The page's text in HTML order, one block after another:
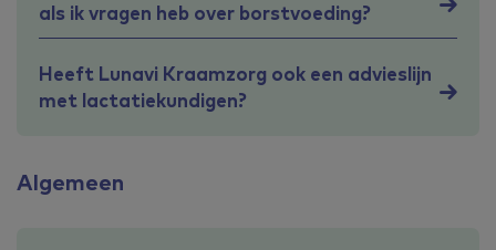
als ik vragen heb over borstvoeding?
Heeft Lunavi Kraamzorg ook een advieslijn
met lactatiekundigen?
Algemeen